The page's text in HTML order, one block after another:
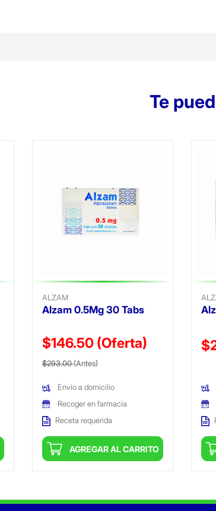
Te
ALZAM
Alzam 0.5Mg 30 Tabs
$146.50 (Oferta)
Precio reducido de
$293.00(Antes)
Envío a domicilio
Recoger en farmacia
Receta requerida
AGREGAR AL CARRITO